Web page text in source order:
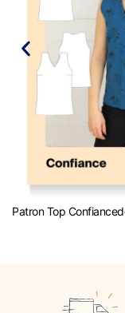
Patron Top Confiance